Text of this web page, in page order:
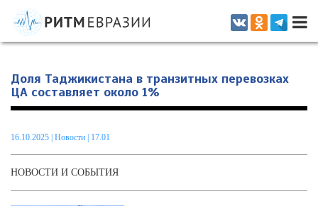
Информационно-аналитическое издание, посвященное актуальным
проблемам интеграции на постсоветском пространстве
Доля Таджикистана в транзитных перевозках
ЦА составляет около 1%
16.10.2025 Новости | 17.01
НОВОСТИ И СОБЫТИЯ